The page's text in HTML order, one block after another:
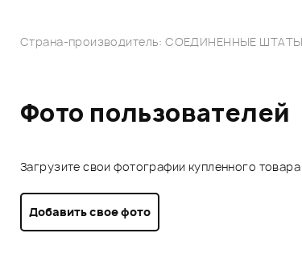
Страна-производитель: СОЕДИНЕННЫЕ ШТАТЫ
Фото пользователей
Загрузите свои фотографии купленного
Добавить свое фото